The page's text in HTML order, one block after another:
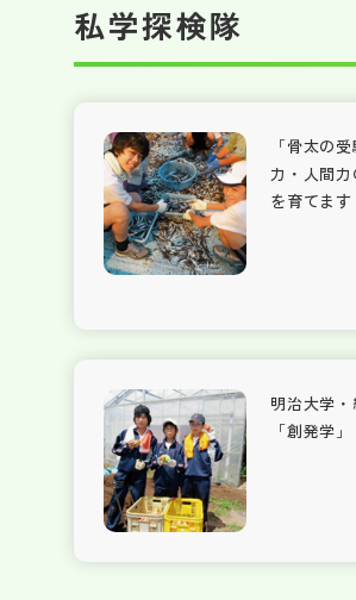
私学探検隊
「骨太の
力・人間
を育てます
明治大学
「創発学」